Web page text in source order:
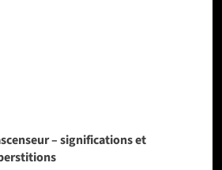
– significations et